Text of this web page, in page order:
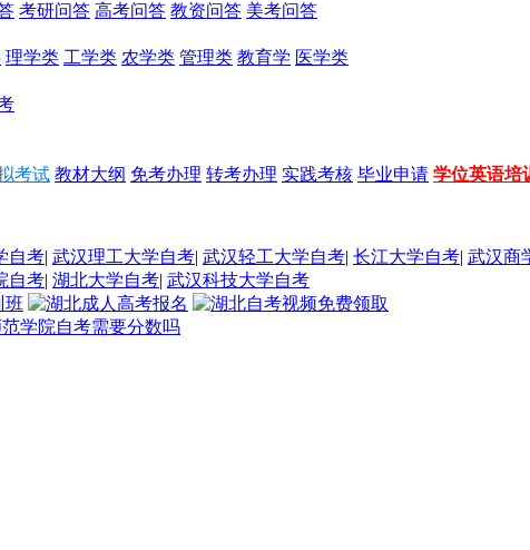
考研问答 高考问答 教资问答 美考问答
理学类 工学类 农学类 管理类 教育学 医学类
考试 教材大纲 免考办理 转考办理 实践考核 毕业申请 学位英语培
自考| 武汉理工大学自考| 武汉轻工大学自考| 长江大学自考| 武汉商
自考| 湖北大学自考| 武汉科技大学自考
学院自考需要分数吗